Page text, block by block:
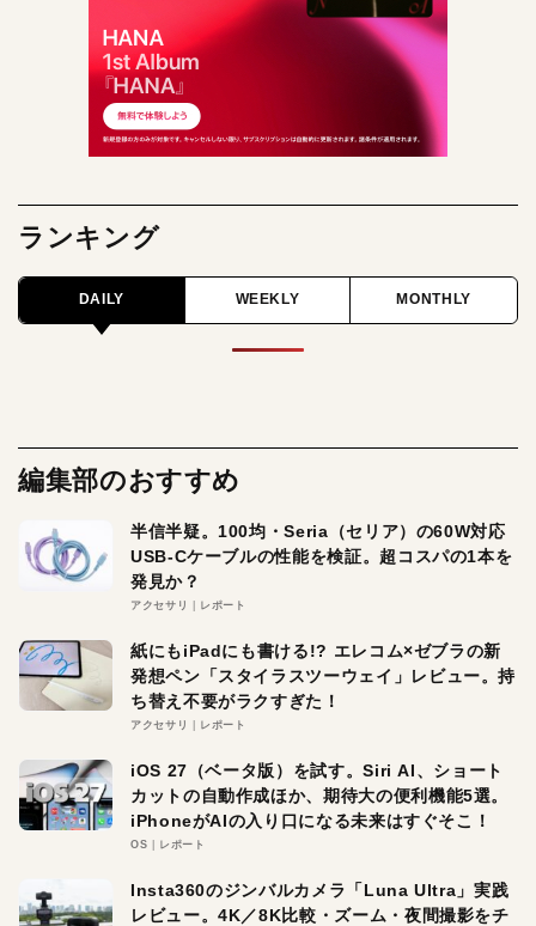
ランキング
DAILY WEEKLY MONTHLY
編集部のおすすめ
半信半疑。100均・Seria（セリア）の60W対応
USB-Cケーブルの性能を検証。超コスパの1本を
発見か？
アクセサリ レポート
紙にもiPadにも書ける!? エレコム×ゼブラの新
発想ペン「スタイラスツーウェイ」レビュー。持
ち替え不要がラクすぎた！
アクセサリ レポート
iOS 27（ベータ版）を試す。Siri AI、ショート
カットの自動作成ほか、期待大の便利機能5選。
iPhoneがAIの入り口になる未来はすぐそこ！
OS レポート
Insta360のジンバルカメラ「Luna Ultra」実践
レビュー。4K／8K比較・ズーム・夜間撮影をチ